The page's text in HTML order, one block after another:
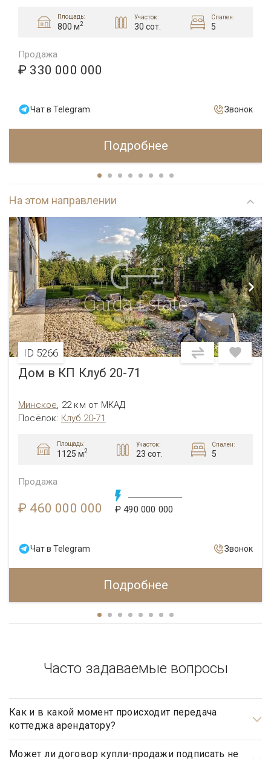
Площадь:
800 м2
Участок:
30 сот.
Спален:
5
Продажа
₽ 330 000 000
Чат в Telegram Звонок
Подробнее
На этом направлении
ID 5266
Дом в КП Клуб 20-71
Минское, 22 км от МКАД
Посёлок: Клуб 20-71
Площадь:
1125 м2
Участок:
23 сот.
Спален:
5
Продажа
₽ 460 000 000 ₽ 490 000 000
Чат в Telegram Звонок
Подробнее
Часто задаваемые вопросы
Как и в какой момент происходит передача
коттеджа арендатору?
Передача коттеджа от собственника арендатору
происходит после подписания обеими сторонами
Может ли договор купли-продажи подписать не